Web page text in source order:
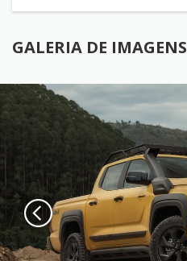
GALERIA DE IMAGENS